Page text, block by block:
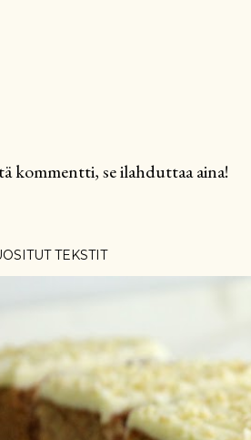
kommentti, se ilahduttaa aina!
TEKSTIT